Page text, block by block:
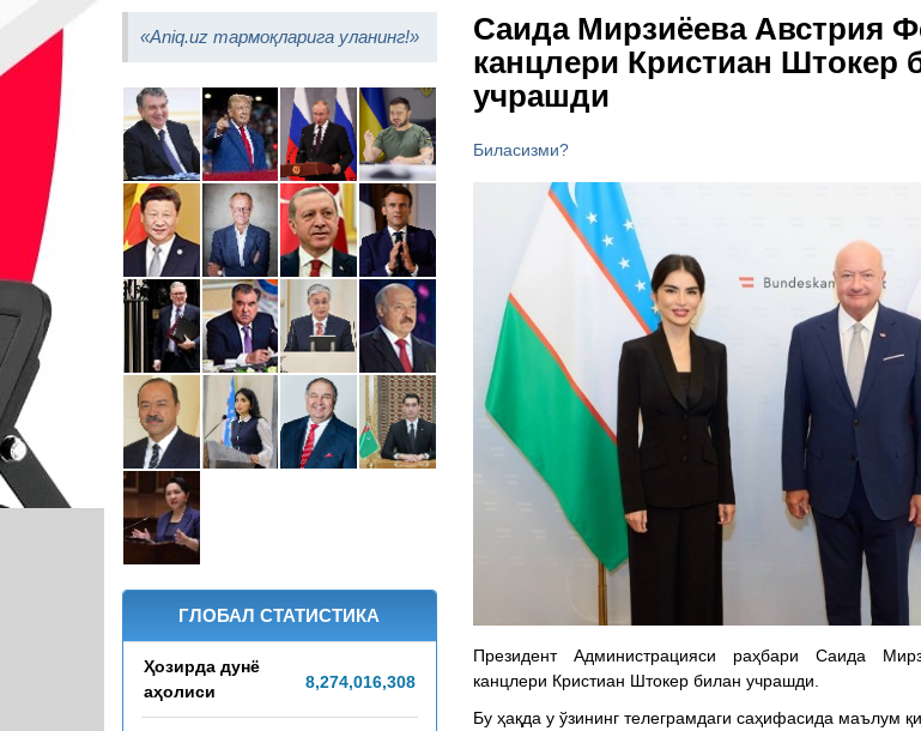
«Aniq.uz тармоқларига уланинг!»
ГЛОБАЛ СТАТИСТИКА
8,274,016,311
Ҳозирда дунё
аҳолиси
Саида Мирзиёева Австрия
канцлери Кристиан Штокер
учрашди
Биласизми?
Президент Администрацияси раҳбари Саида
канцлери Кристиан Штокер билан учрашди.
Бу ҳақда у ўзининг телеграмдаги саҳифасида маълум